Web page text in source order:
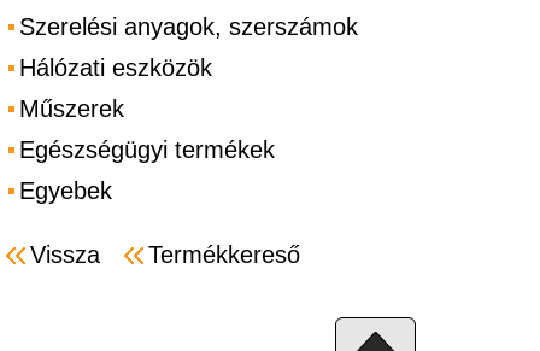
Szerelési anyagok, szerszámok
Hálózati eszközök
Műszerek
Egészségügyi termékek
Egyebek
Vissza Termékkereső